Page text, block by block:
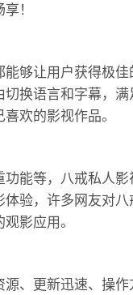
！
够让用户获得极
换语言和字幕，
欢的影视作品。
能等，八戒私人
验，许多网友对
影应用。
、更新迅速、操